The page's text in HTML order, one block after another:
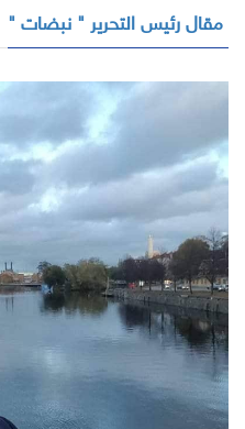
مقال رئيس التحرير " نبضات "